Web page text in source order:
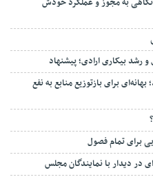
بیکاری ارادی؛ پیشنهاد
برای بازتوزیع منابع به نفع
برای تمام فصول
در دیدار با نمایندگان مجلس